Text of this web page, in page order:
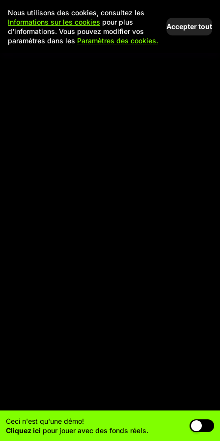
Ceci n'est qu'une démo!
Cliquez ici pour jouer avec des fonds réels.
Nous utilisons des cookies, consultez les
Informations sur les cookies pour plus
d'informations. Vous pouvez modifier vos
paramètres dans les Paramètres des cookies.
Accepter tout